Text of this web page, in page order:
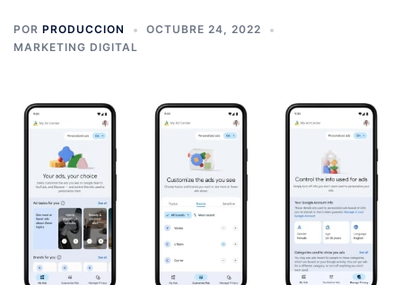
POR PRODUCCION
OCTUBRE 24, 2022
MARKETING DIGITAL